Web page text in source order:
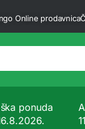
Online prodavnica
ponuda